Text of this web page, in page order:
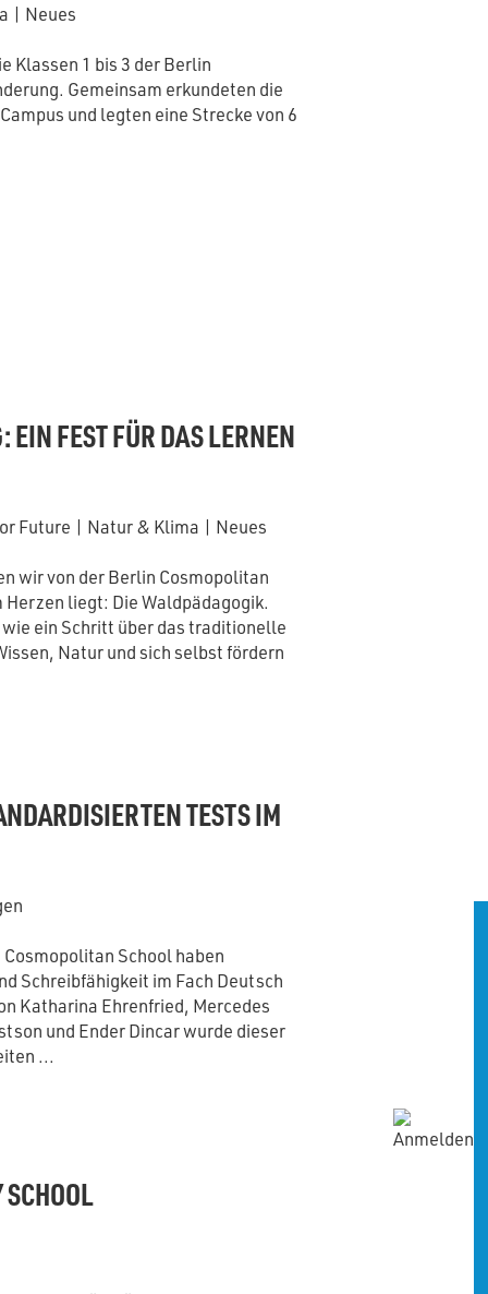
| Neues
Klassen 1 bis 3 der Berlin
Gemeinsam erkundeten die
und legten eine Strecke von 6
FEST FÜR DAS LERNEN
Future | Natur & Klima | Neues
wir von der Berlin Cosmopolitan
liegt: Die Waldpädagogik.
ein Schritt über das traditionelle
Natur und sich selbst fördern
TESTS IM
School haben
Schreibfähigkeit im Fach Deutsch
Katharina Ehrenfried, Mercedes
und Ender Dincar wurde dieser
...